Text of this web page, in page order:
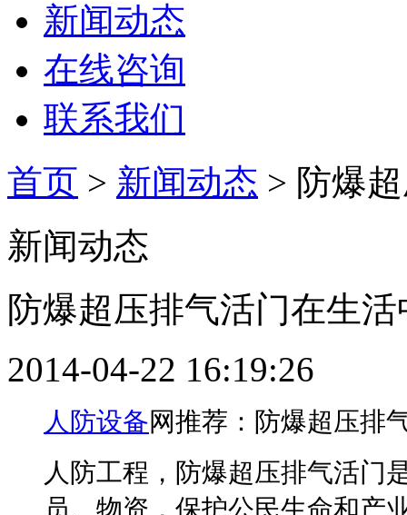
新闻动态
在线咨询
联系我们
首页 > 新闻动态 > 防爆
新闻动态
防爆超压排气活门在生
2014-04-22 16:19:26
人防设备网推荐：防爆超压排
人防工程，防爆超压排气活门
员、物资，保护公民生命和产